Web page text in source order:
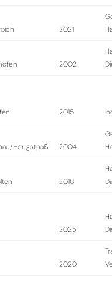
2021
2002
2015
Hengstpaß 2004
2016
2025
2020